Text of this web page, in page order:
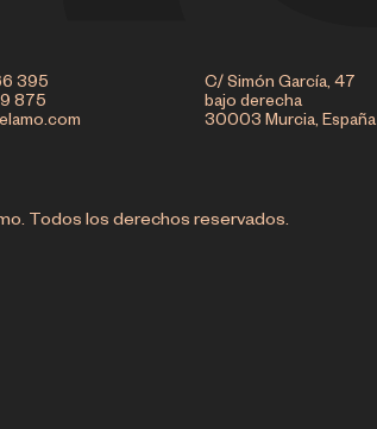
395
875
C/ Simón García, 47
bajo derecha
30003 Murcia, España
Todos los derechos reservados.